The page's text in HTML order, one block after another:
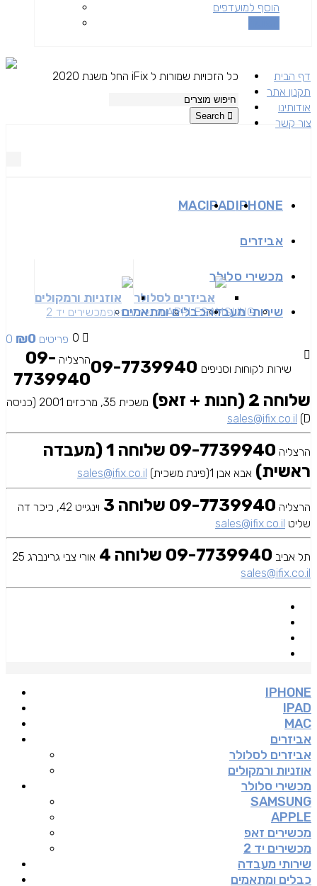
הוסף למועדפים
דף הבית
תקנון אתר
אודותינו
צור קשר
כל הזכויות שמורות ל iFix החל משנת 2020
IPHONE
IPAD
MAC
אביזרים
אביזרים לסלולר אוזניות ורמקולים
מכשירי סלולר
SAMSUNG
APPLEמכשירים זאפמכשירים יד 2 שירותי מעבדהכבלים ומתאמים
0 0 פריטים ₪0
Search
שירות לקוחות וסניפים
הרצליה 09-
7739940
שלוחה 2 (חנות + זאפ)
משכית 35, מרכזים 2001 (כניסה
D)
sales@ifix.co.il
הרצליה
09-7739940 שלוחה 1 (מעבדה
ראשית) אבא אבן 1(פינת משכית) sales@ifix.co.il
הרצליה 09-7739940 שלוחה 3
וינגייט 42, כיכר דה
שליט sales@ifix.co.il
תל אביב 09-7739940 שלוחה 4
אורי צבי גרינברג 25
sales@ifix.co.il
IPHONE
IPAD
MAC
אביזרים
אביזרים לסלולר
אוזניות ורמקולים
מכשירי סלולר
SAMSUNG
APPLE
מכשירים זאפ
מכשירים יד 2
שירותי מעבדה
כבלים ומתאמים